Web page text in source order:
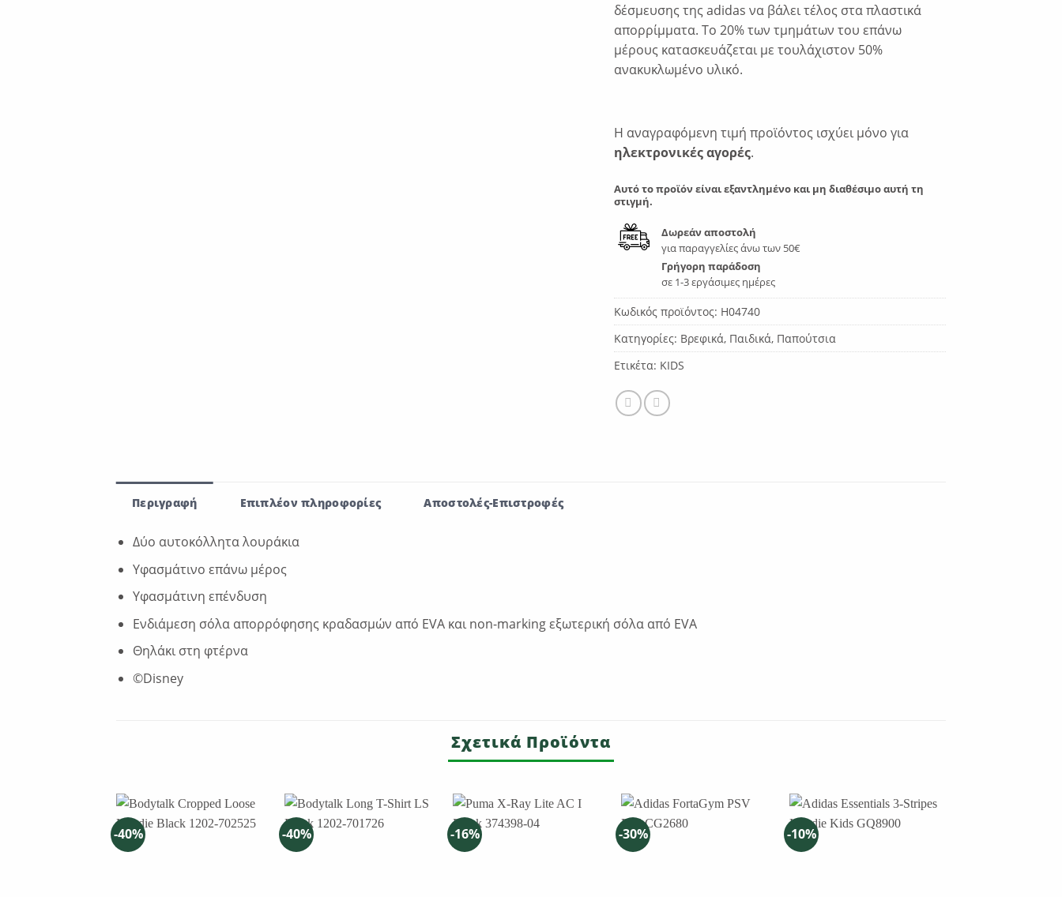
δέσμευσης της adidas να βάλει τέλος στα πλαστικά
απορρίμματα. Το 20% των τμημάτων του επάνω
μέρους κατασκευάζεται με τουλάχιστον 50%
ανακυκλωμένο υλικό.
Η αναγραφόμενη τιμή προϊόντος ισχύει μόνο για
ηλεκτρονικές αγορές.
Αυτό το προϊόν είναι εξαντλημένο και μη διαθέσιμο αυτή τη
στιγμή.
Δωρεάν αποστολή
για παραγγελίες άνω των 50€
Γρήγορη παράδοση
σε 1-3 εργάσιμες ημέρες
Κωδικός προϊόντος: H04740
Κατηγορίες: Βρεφικά, Παιδικά, Παπούτσια
Ετικέτα: KIDS
Περιγραφή Επιπλέον πληροφορίες Αποστολές-Επιστροφές
Δύο αυτοκόλλητα λουράκια
Υφασμάτινο επάνω μέρος
Υφασμάτινη επένδυση
Ενδιάμεση σόλα απορρόφησης κραδασμών από EVA και non-marking εξωτερική σόλα από EVA
Θηλάκι στη φτέρνα
©Disney
Σχετικά Προϊόντα
-40% -40% -16% -30% -10%